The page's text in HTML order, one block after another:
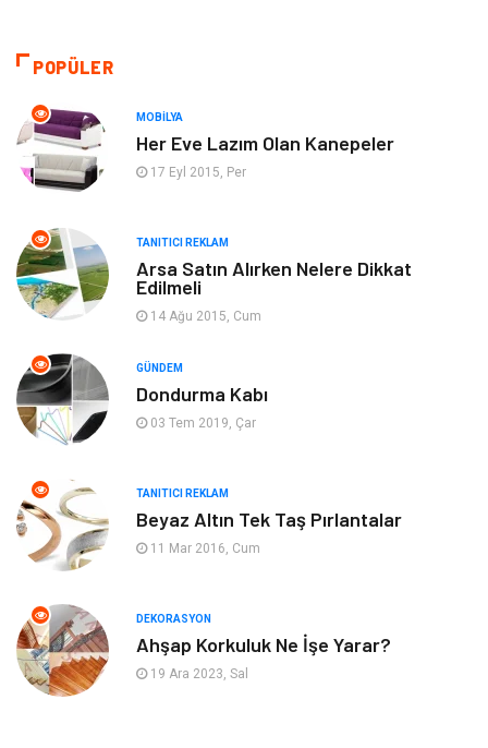
Gıda
Bilgisayar ve Yazılım
Giyim
Makine
Organizasyon Turizm
Tekstil Tatil
Hediyelik Eşya
Mobilya
Nakliyat Telekomünikasyon
Maden ve Metal
Plastik
POPÜLER
MOBILYA
Her Eve Lazım Olan Kanepeler
17 Eyl 2015, Per
TANITICI REKLAM
Arsa Satın Alırken Nelere Dikkat
Edilmeli
14 Ağu 2015, Cum
GÜNDEM
Dondurma Kabı
03 Tem 2019, Çar
TANITICI REKLAM
Beyaz Altın Tek Taş Pırlantalar
11 Mar 2016, Cum
DEKORASYON
Ahşap Korkuluk Ne İşe Yarar?
19 Ara 2023, Sal